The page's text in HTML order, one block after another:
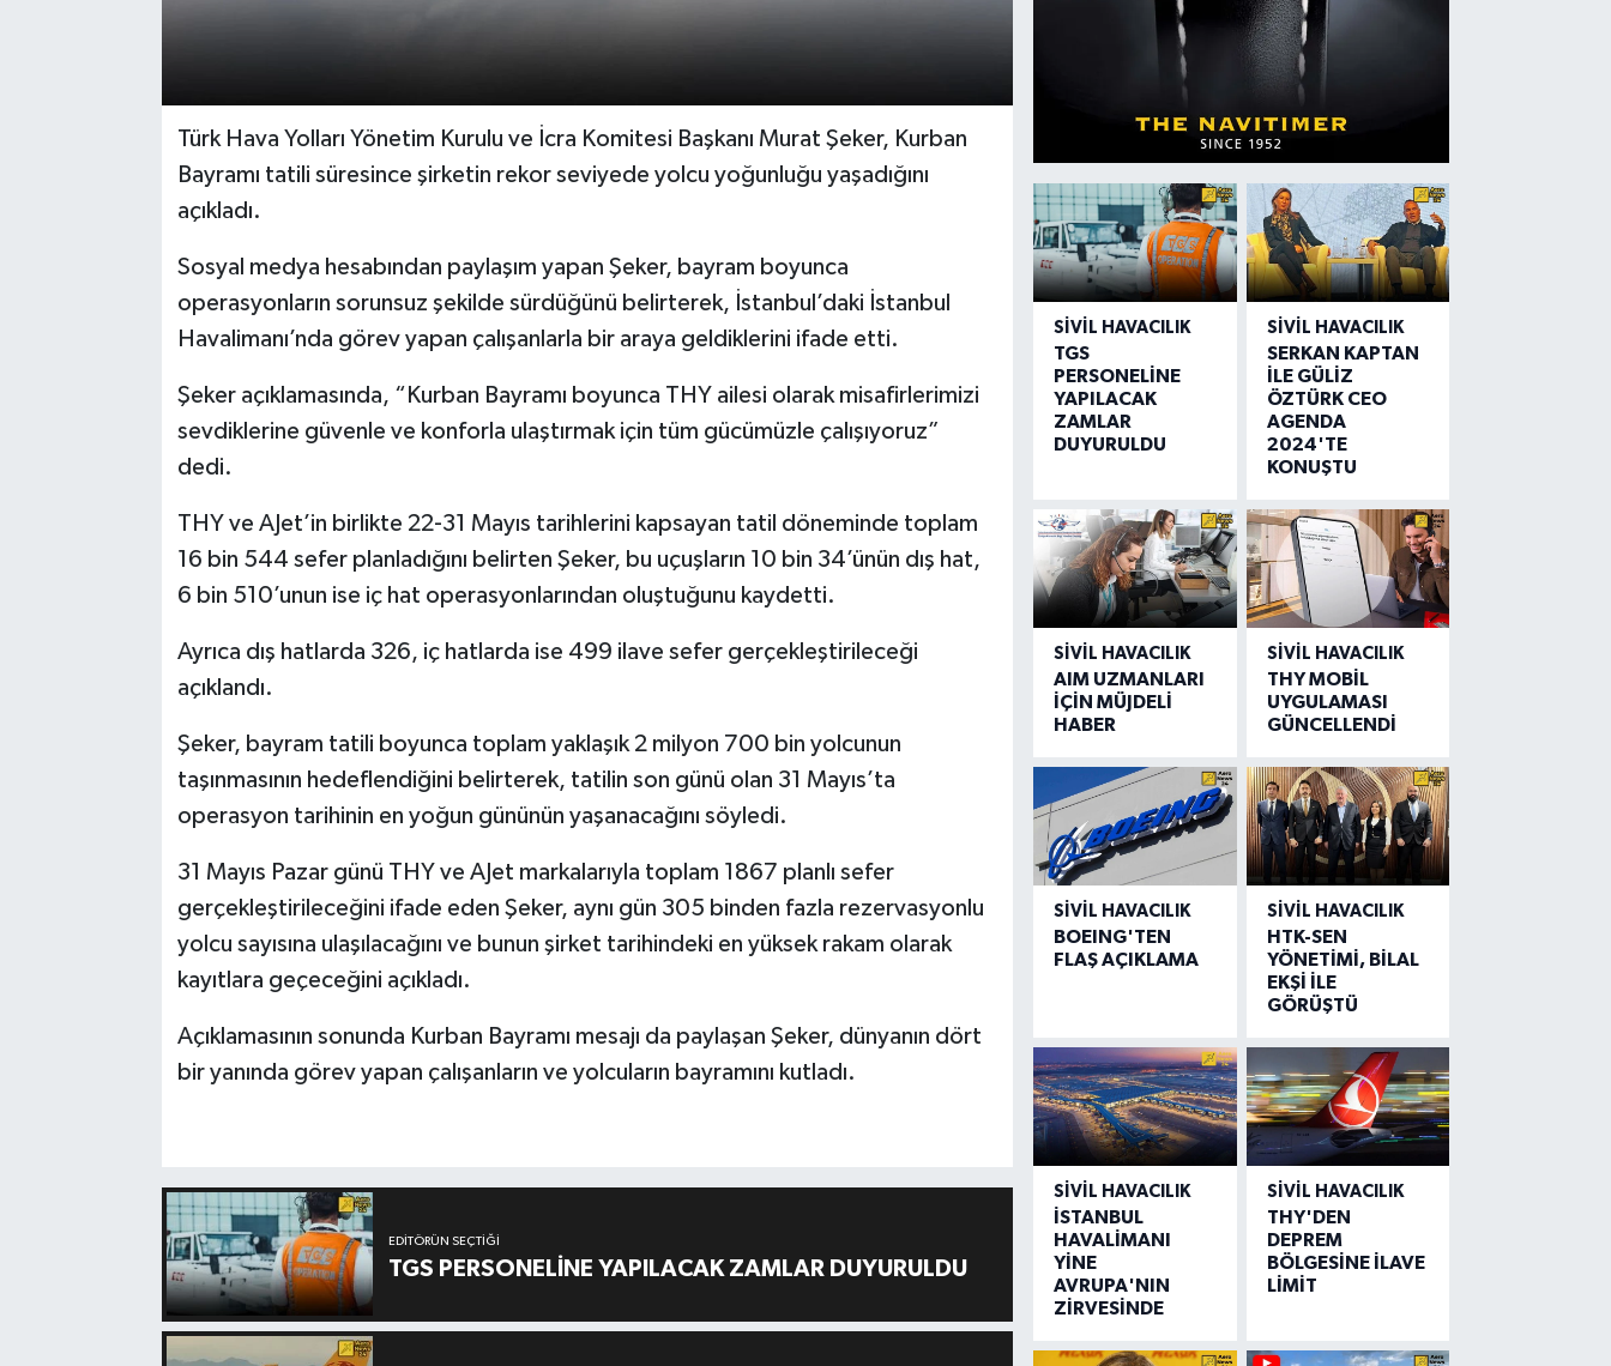
Türk Hava Yolları Yönetim Kurulu ve İcra Komitesi Başkanı Murat Şeker, Kurban
Bayramı tatili süresince şirketin rekor seviyede yolcu yoğunluğu yaşadığını
açıkladı.
Sosyal medya hesabından paylaşım yapan Şeker, bayram boyunca
operasyonların sorunsuz şekilde sürdüğünü belirterek, İstanbul’daki İstanbul
Havalimanı’nda görev yapan çalışanlarla bir araya geldiklerini ifade etti.
Şeker açıklamasında, “Kurban Bayramı boyunca THY ailesi olarak misafirlerimizi
sevdiklerine güvenle ve konforla ulaştırmak için tüm gücümüzle çalışıyoruz”
dedi.
THY ve AJet’in birlikte 22-31 Mayıs tarihlerini kapsayan tatil döneminde toplam
16 bin 544 sefer planladığını belirten Şeker, bu uçuşların 10 bin 34’ünün dış hat,
6 bin 510’unun ise iç hat operasyonlarından oluştuğunu kaydetti.
Ayrıca dış hatlarda 326, iç hatlarda ise 499 ilave sefer gerçekleştirileceği
açıklandı.
Şeker, bayram tatili boyunca toplam yaklaşık 2 milyon 700 bin yolcunun
taşınmasının hedeflendiğini belirterek, tatilin son günü olan 31 Mayıs’ta
operasyon tarihinin en yoğun gününün yaşanacağını söyledi.
31 Mayıs Pazar günü THY ve AJet markalarıyla toplam 1867 planlı sefer
gerçekleştirileceğini ifade eden Şeker, aynı gün 305 binden fazla rezervasyonlu
yolcu sayısına ulaşılacağını ve bunun şirket tarihindeki en yüksek rakam olarak
kayıtlara geçeceğini açıkladı.
Açıklamasının sonunda Kurban Bayramı mesajı da paylaşan Şeker, dünyanın dört
bir yanında görev yapan çalışanların ve yolcuların bayramını kutladı.
EDITÖRÜN SEÇTIĞI
TGS PERSONELİNE YAPILACAK ZAMLAR DUYURULDU
SIVIL HAVACILIK
TGS
PERSONELİNE
YAPILACAK
ZAMLAR
DUYURULDU
SIVIL HAVACILIK
SERKAN KAPTAN
İLE GÜLİZ
ÖZTÜRK CEO
AGENDA
2024'TE
KONUŞTU
SIVIL HAVACILIK
AIM UZMANLARI
İÇİN MÜJDELİ
HABER
SIVIL HAVACILIK
THY MOBİL
UYGULAMASI
GÜNCELLENDİ
SIVIL HAVACILIK
BOEING'TEN
FLAŞ AÇIKLAMA
SIVIL HAVACILIK
HTK-SEN
YÖNETİMİ, BİLAL
EKŞİ İLE
GÖRÜŞTÜ
SIVIL HAVACILIK
İSTANBUL
HAVALİMANI
YİNE
AVRUPA'NIN
ZİRVESİNDE
SIVIL HAVACILIK
THY'DEN
DEPREM
BÖLGESİNE İLAVE
LİMİT